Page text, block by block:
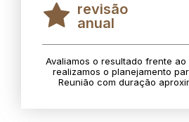
revisão
anual
Avaliamos o resultado frente
realizamos o planejamento
Reunião com duração